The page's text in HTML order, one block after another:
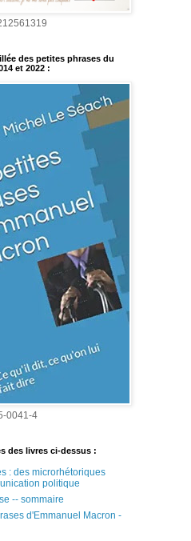
des petites phrases du
et 2022 :
0041-4
des livres ci-dessus :
: des microrhétoriques
politique
-- sommaire
d'Emmanuel Macron -